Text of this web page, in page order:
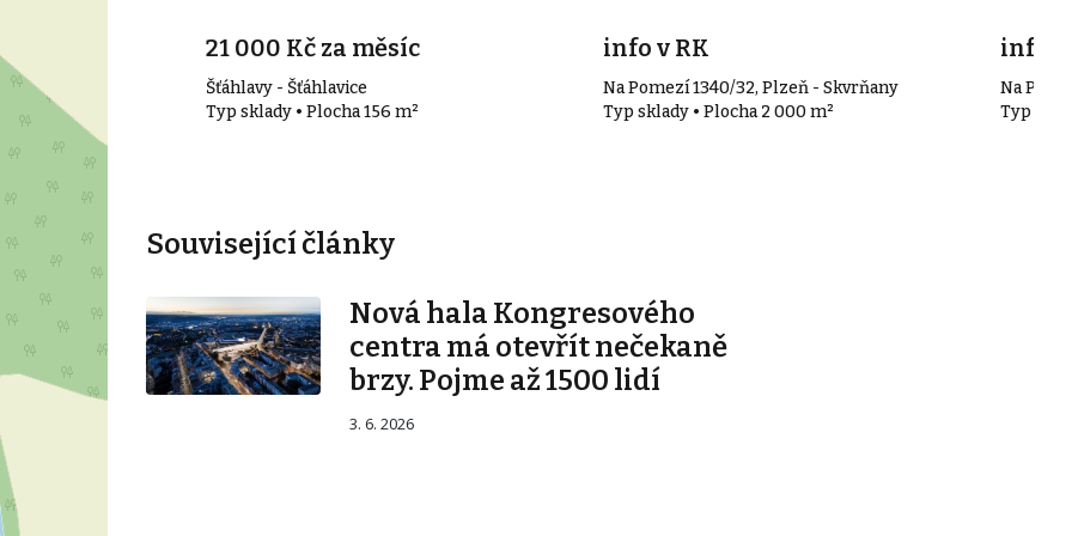
m²
21 000 Kč za měsíc
Šťáhlavy - Šťáhlavice
Typ sklady • Plocha 156 m²
info v RK
Na Pomezí 1340/32, Plzeň - Skvrňany
Typ sklady • Plocha 2 000 m²
info v
Na
Typ
Související články
Nová hala Kongresového
centra má otevřít nečekaně
brzy. Pojme až 1500 lidí
3. 6. 2026